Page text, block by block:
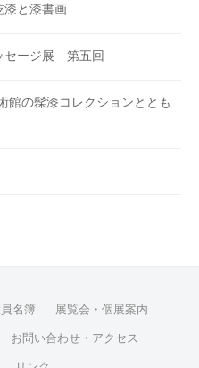
漆と漆書画
セージ展 第五回
の髹漆コレクションととも
名簿 展覧会・個展案内
お問い合わせ・アクセス